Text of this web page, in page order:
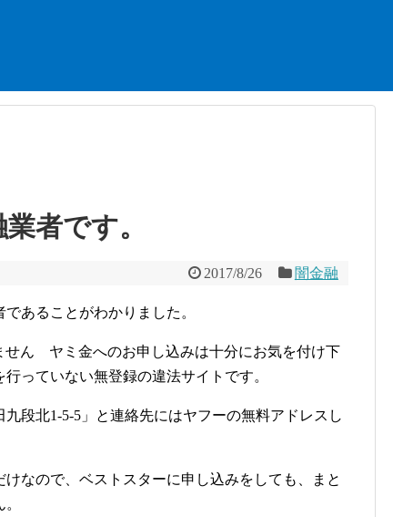
者です。
2017/8/26 闇金融
あることがわかりました。
せん ヤミ金へのお申し込みは十分にお気を付け下
っていない無登録の違法サイトです。
段北1-5-5」と連絡先にはヤフーの無料アドレスし
なので、ベストスターに申し込みをしても、まと